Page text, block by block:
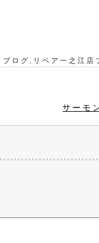
ブログ, リベア一之江店
サーモ